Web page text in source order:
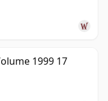
1999 17